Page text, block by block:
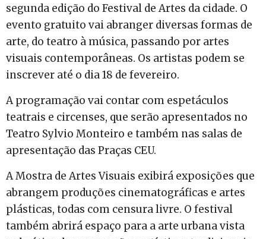
segunda edição do Festival de Artes da cidade. O
evento gratuito vai abranger diversas formas de
arte, do teatro à música, passando por artes
visuais contemporâneas. Os artistas podem se
inscrever até o dia 18 de fevereiro.
A programação vai contar com espetáculos
teatrais e circenses, que serão apresentados no
Teatro Sylvio Monteiro e também nas salas de
apresentação das Praças CEU.
A Mostra de Artes Visuais exibirá exposições que
abrangem produções cinematográficas e artes
plásticas, todas com censura livre. O festival
também abrirá espaço para a arte urbana vista